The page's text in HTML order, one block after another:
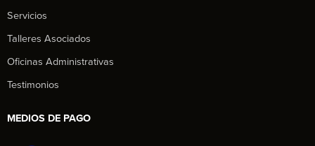
Servicios
Talleres Asociados
Oficinas Administrativas
Testimonios
MEDIOS DE PAGO